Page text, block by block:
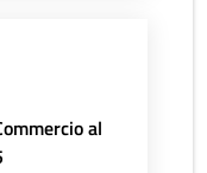
al